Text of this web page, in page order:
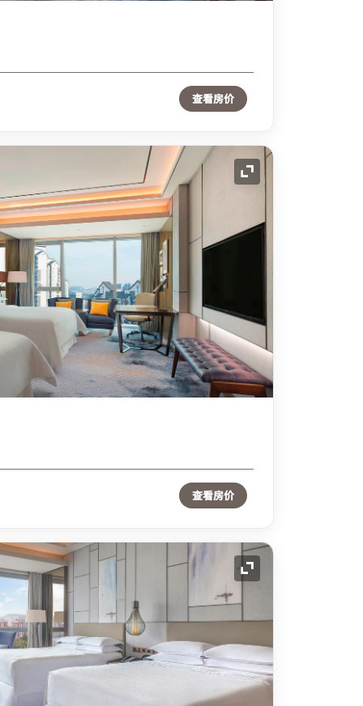
查看房价
展开图标
查看房价
展开图标